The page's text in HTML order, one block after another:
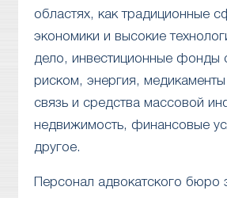
областях, как традиционные
экономики и высокие
дело, инвестиционные фонды
риском, энергия,
связь и средства массовой
недвижимость, финансовые
другое.
Персонал адвокатского бюро